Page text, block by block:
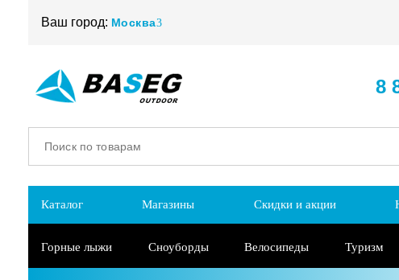
Ваш город: Москва
8
Каталог Магазины Скидки и акции
Горные лыжи Сноуборды Велосипеды Туризм